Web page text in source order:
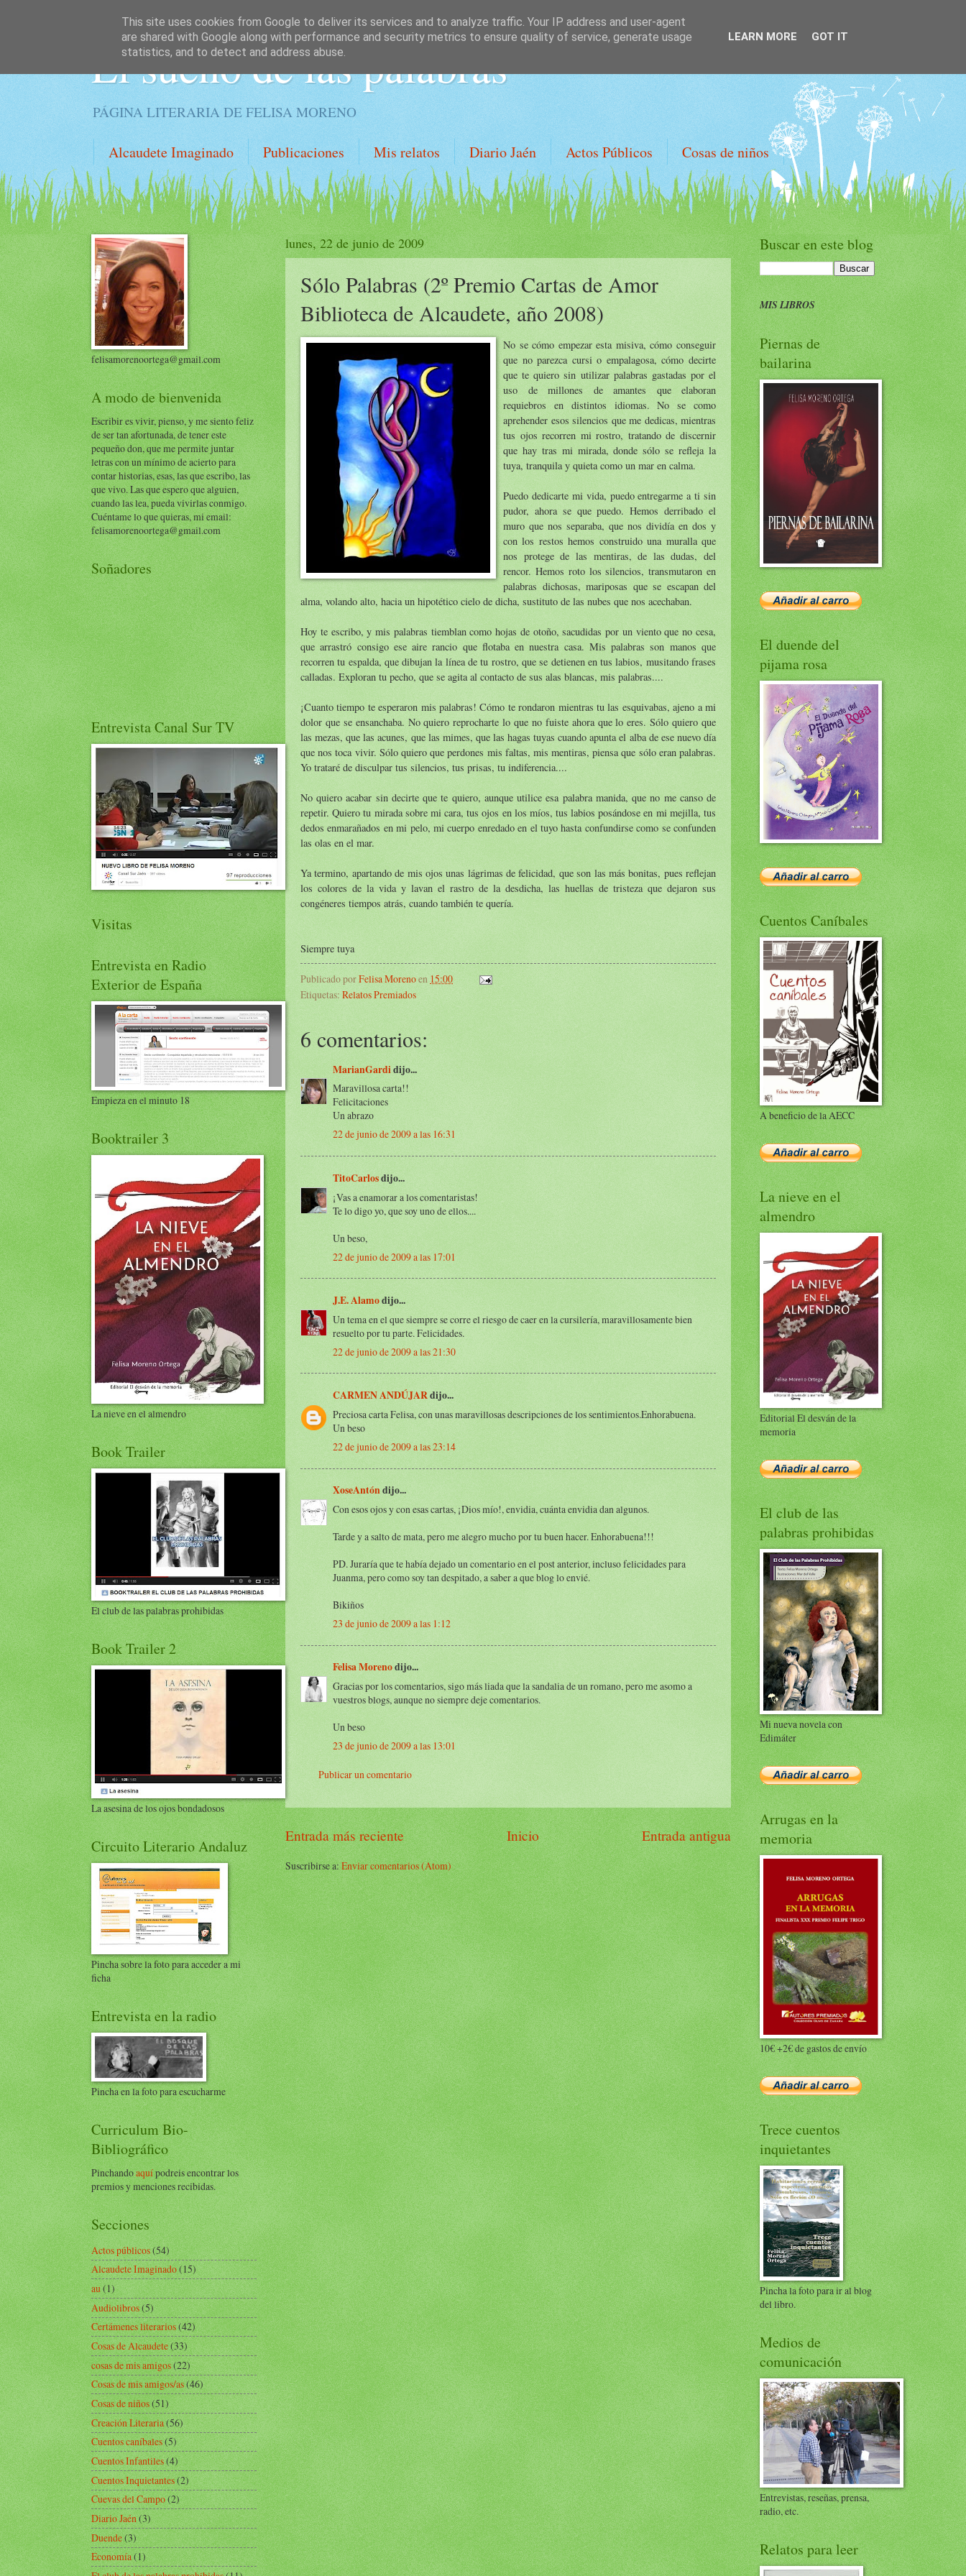
El sueño de las palabras
PÁGINA LITERARIA DE FELISA MORENO
Alcaudete Imaginado Publicaciones Mis relatos Diario Jaén Actos Públicos Cosas de niños
lunes, 22 de junio de 2009
Sólo Palabras (2º Premio Cartas de Amor
Biblioteca de Alcaudete, año 2008)
No se cómo empezar esta misiva, cómo conseguir
que no parezca cursi o empalagosa, cómo decirte
que te quiero sin utilizar palabras gastadas por el
uso de millones de amantes que elaboran
requiebros en distintos idiomas. No se como
aprehender esos silencios que me dedicas, mientras
tus ojos recorren mi rostro, tratando de discernir
que hay tras mi mirada, donde sólo se refleja la
tuya, tranquila y quieta como un mar en calma.
Puedo dedicarte mi vida, puedo entregarme a ti sin
pudor, ahora se que puedo. Hemos derribado el
muro que nos separaba, que nos dividía en dos y
con los restos hemos construido una muralla que
nos protege de las mentiras, de las dudas, del
rencor. Hemos roto los silencios, transmutaron en
palabras dichosas, mariposas que se escapan del
alma, volando alto, hacia un hipotético cielo de dicha, sustituto de las nubes que nos acechaban.
Hoy te escribo, y mis palabras tiemblan como hojas de otoño, sacudidas por un viento que no cesa,
que arrastró consigo ese aire rancio que flotaba en nuestra casa. Mis palabras son manos que
recorren tu espalda, que dibujan la línea de tu rostro, que se detienen en tus labios, musitando frases
calladas. Exploran tu pecho, que se agita al contacto de sus alas blancas, mis palabras....
¡Cuanto tiempo te esperaron mis palabras! Cómo te rondaron mientras tu las esquivabas, ajeno a mi
dolor que se ensanchaba. No quiero reprocharte lo que no fuiste ahora que lo eres. Sólo quiero que
las mezas, que las acunes, que las mimes, que las hagas tuyas cuando apunta el alba de ese nuevo día
que nos toca vivir. Sólo quiero que perdones mis faltas, mis mentiras, piensa que sólo eran palabras.
Yo trataré de disculpar tus silencios, tus prisas, tu indiferencia....
No quiero acabar sin decirte que te quiero, aunque utilice esa palabra manida, que no me canso de
repetir. Quiero tu mirada sobre mi cara, tus ojos en los míos, tus labios posándose en mi mejilla, tus
dedos enmarañados en mi pelo, mi cuerpo enredado en el tuyo hasta confundirse como se confunden
las olas en el mar.
Ya termino, apartando de mis ojos unas lágrimas de felicidad, que son las más bonitas, pues reflejan
los colores de la vida y lavan el rastro de la desdicha, las huellas de tristeza que dejaron sus
congéneres tiempos atrás, cuando también te quería.
Siempre tuya
Publicado porFelisa Morenoen 15:00
Etiquetas: Relatos Premiados
6 comentarios:
MarianGardidijo...
Maravillosa carta!!
Felicitaciones
Un abrazo
22 de junio de 2009 a las 16:31
TitoCarlosdijo...
¡Vas a enamorar a los comentaristas!
Te lo digo yo, que soy uno de ellos....
Un beso,
22 de junio de 2009 a las 17:01
J.E. Alamodijo...
Un tema en el que siempre se corre el riesgo de caer en la cursilería, maravillosamente bien
resuelto por tu parte. Felicidades.
22 de junio de 2009 a las 21:30
CARMEN ANDÚJARdijo...
Preciosa carta Felisa, con unas maravillosas descripciones de los sentimientos.Enhorabuena.
Un beso
22 de junio de 2009 a las 23:14
XoseAntóndijo...
Con esos ojos y con esas cartas, ¡Dios mío!, envidia, cuánta envidia dan algunos.
Tarde y a salto de mata, pero me alegro mucho por tu buen hacer. Enhorabuena!!!
PD. Juraría que te había dejado un comentario en el post anterior, incluso felicidades para
Juanma, pero como soy tan despitado, a saber a que blog lo envié.
Bikiños
23 de junio de 2009 a las 1:12
Felisa Morenodijo...
Gracias por los comentarios, sigo más liada que la sandalia de un romano, pero me asomo a
vuestros blogs, aunque no siempre deje comentarios.
Un beso
23 de junio de 2009 a las 13:01
Publicar un comentario
Entrada más reciente Entrada antigua
Inicio
Suscribirse a:Enviar comentarios (Atom)
felisamorenoortega@gmail.com
A modo de bienvenida
Escribir es vivir, pienso, y me siento feliz
de ser tan afortunada, de tener este
pequeño don, que me permite juntar
letras con un mínimo de acierto para
contar historias, esas, las que escribo, las
que vivo. Las que espero que alguien,
cuando las lea, pueda vivirlas conmigo.
Cuéntame lo que quieras, mi email:
felisamorenoortega@gmail.com
Soñadores
Entrevista Canal Sur TV
Visitas
Entrevista en Radio
Exterior de España
Empieza en el minuto 18
Booktrailer 3
La nieve en el almendro
Book Trailer
El club de las palabras prohibidas
Book Trailer 2
La asesina de los ojos bondadosos
Circuito Literario Andaluz
Pincha sobre la foto para acceder a mi
ficha
Entrevista en la radio
Pincha en la foto para escucharme
Curriculum Bio-
Bibliográfico
Pinchandoaquípodreis encontrar los
premios y menciones recibidas.
Secciones
Actos públicos(54)
Alcaudete Imaginado(15)
au(1)
Audiolibros(5)
Certámenes literarios(42)
Cosas de Alcaudete(33)
cosas de mis amigos(22)
Cosas de mis amigos/as(46)
Cosas de niños(51)
Creación Literaria(56)
Cuentos caníbales(5)
Cuentos Infantiles(4)
Cuentos Inquietantes(2)
Cuevas del Campo(2)
Diario Jaén(3)
Duende(3)
Economía(1)
Buscar en este blog
MIS LIBROS
Piernas de
bailarina
El duende del
pijama rosa
Cuentos Caníbales
A beneficio de la AECC
La nieve en el
almendro
Editorial El desván de la
memoria
El club de las
palabras prohibidas
Mi nueva novela con
Edimáter
Arrugas en la
memoria
10€ +2€ de gastos de envío
Trece cuentos
inquietantes
Pincha la foto para ir al blog
del libro.
Medios de
comunicación
Entrevistas, reseñas, prensa,
radio, etc.
Relatos para leer
This site uses cookies from Google to deliver its services and to analyze traffic. Your IP address and user-agent
are shared with Google along with performance and security metrics to ensure quality of service, generate usage
statistics, and to detect and address abuse.
LEARN MORE GOT IT